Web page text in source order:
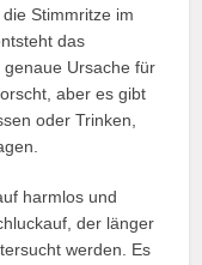
Stimmritze im
das
genaue Ursache für
aber es gibt
oder Trinken,
harmlos und
der länger
werden. Es